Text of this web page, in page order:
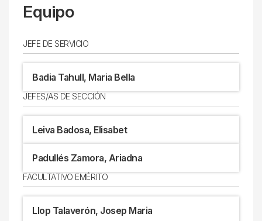
Equipo
JEFE DE SERVICIO
Badia Tahull, Maria Bella
JEFES/AS DE SECCIÓN
Leiva Badosa, Elisabet
Padullés Zamora, Ariadna
FACULTATIVO EMÉRITO
Llop Talaverón, Josep Maria